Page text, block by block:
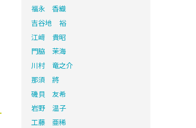
福永 香織
吉谷地 裕
江﨑 貴昭
門脇 茉海
川村 竜之介
那須 將
磯貝 友希
岩野 温子
工藤 亜稀